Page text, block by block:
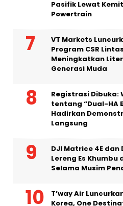
Valvoline™ Global,
Oil”, Percepat
VT Markets
Program CSR
Generasi Muda
Registrasi Dibuka:
tentang “Dual-HA
Langsung
DJI Matrice 4E dan
Selama Musim